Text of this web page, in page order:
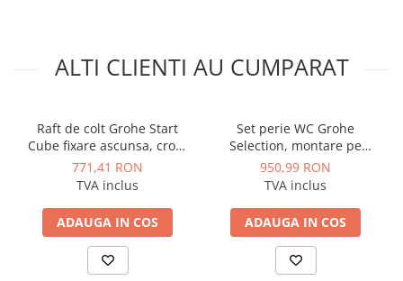
Vane de gaz si robineti
Izolatii tehnice
Izolatii pentru aer conditionat
Izolatii pentru sisteme solare
Polistiren expandat
Vata minerala bazaltica
ALTI CLIENTI AU CUMPARAT
Raft de colt Grohe Start
Cube fixare ascunsa, crom
mat
771,41 RON
TVA inclus
ADAUGA IN COS
Set perie WC Grohe
Selection, montare pe
perete, fixare ascunsa,
sticla/metal, cupru lucios
950,99 RON
TVA inclus
ADAUGA IN COS